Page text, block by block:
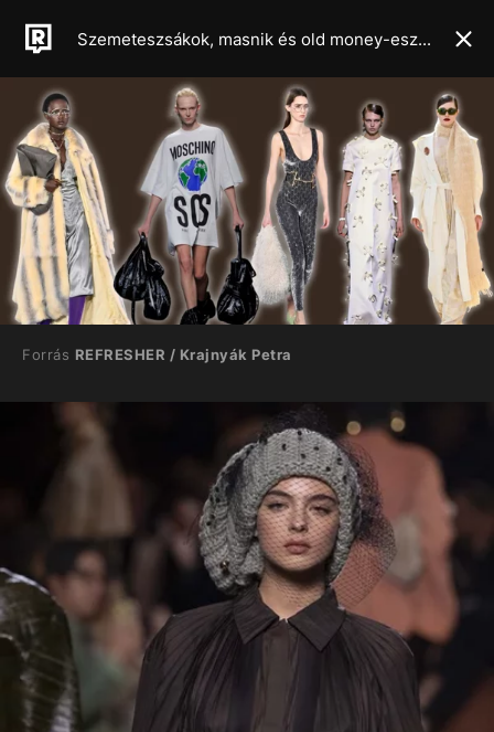
Szemeteszsákok, masnik és old money-esztétika – A milánói divathét legszebb kollekciói
Forrás REFRESHER / Krajnyák Petra